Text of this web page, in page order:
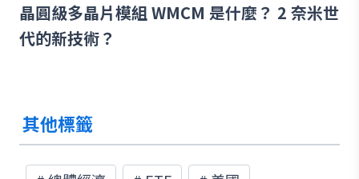
晶圓級多晶片模組 WMCM 是什麼？ 2 奈米世
代的新技術？
其他標籤